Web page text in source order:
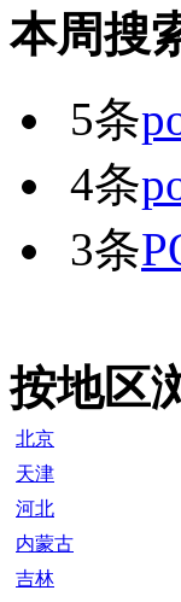
本周搜
5条
4条
3条
按地区
北京
天津
河北
内蒙古
吉林